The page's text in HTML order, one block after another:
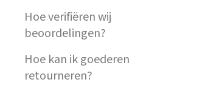
Hoe verifiëren wij
beoordelingen?
Hoe kan ik goederen
retourneren?